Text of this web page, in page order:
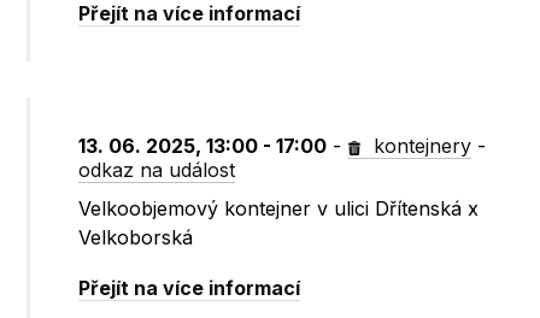
Přejít na více informací
13. 06. 2025, 13:00 - 17:00 - kontejnery -
odkaz na událost
Velkoobjemový kontejner v ulici Dřítenská x
Velkoborská
Přejít na více informací